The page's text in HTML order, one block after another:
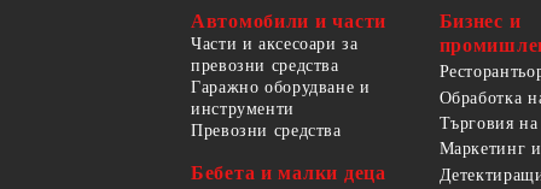
Автомобили и части
Части и аксесоари за
превозни средства
Гаражно оборудване и
инструменти
Превозни средства
Бебета и малки деца
Бизнес и
Обработка
Търговия
Маркетинг